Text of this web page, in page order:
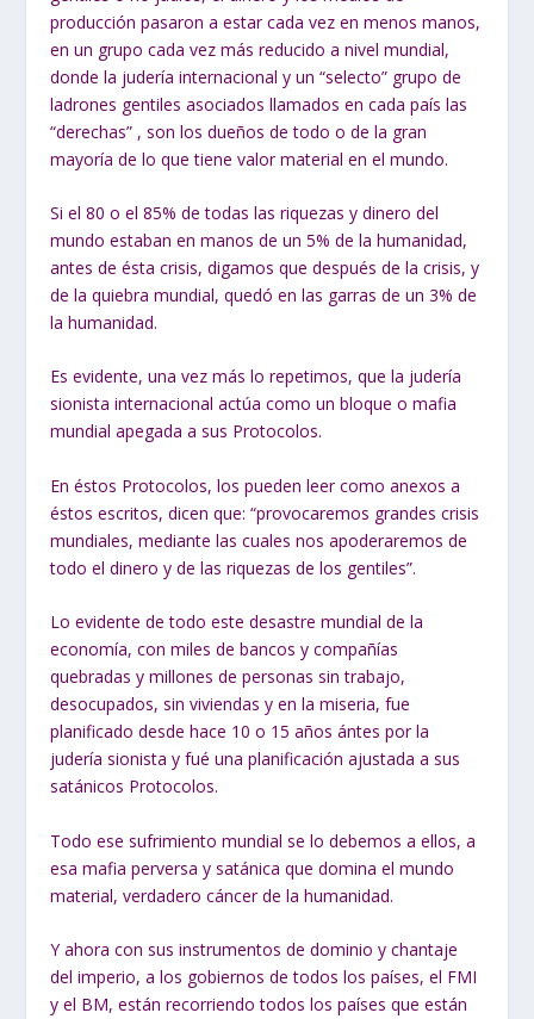
producción pasaron a estar cada vez en menos manos,
en un grupo cada vez más reducido a nivel mundial,
donde la judería internacional y un “selecto” grupo de
ladrones gentiles asociados llamados en cada país las
“derechas” , son los dueños de todo o de la gran
mayoría de lo que tiene valor material en el mundo.
Si el 80 o el 85% de todas las riquezas y dinero del
mundo estaban en manos de un 5% de la humanidad,
antes de ésta crisis, digamos que después de la crisis, y
de la quiebra mundial, quedó en las garras de un 3% de
la humanidad.
Es evidente, una vez más lo repetimos, que la judería
sionista internacional actúa como un bloque o mafia
mundial apegada a sus Protocolos.
En éstos Protocolos, los pueden leer como anexos a
éstos escritos, dicen que: “provocaremos grandes crisis
mundiales, mediante las cuales nos apoderaremos de
todo el dinero y de las riquezas de los gentiles”.
Lo evidente de todo este desastre mundial de la
economía, con miles de bancos y compañías
quebradas y millones de personas sin trabajo,
desocupados, sin viviendas y en la miseria, fue
planificado desde hace 10 o 15 años ántes por la
judería sionista y fué una planificación ajustada a sus
satánicos Protocolos.
Todo ese sufrimiento mundial se lo debemos a ellos, a
esa mafia perversa y satánica que domina el mundo
material, verdadero cáncer de la humanidad.
Y ahora con sus instrumentos de dominio y chantaje
del imperio, a los gobiernos de todos los países, el FMI
y el BM, están recorriendo todos los países que están